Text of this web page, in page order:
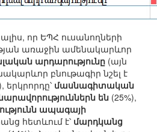
որ ԵՊՀ ուսանողների
առաջին ամենակարևոր
արդարությունը (այն
բնութագիր նշել է
երկրորդը՝ մասնագիտական
են (25%),
ապագայի
հետևում է՝ մարդկանց